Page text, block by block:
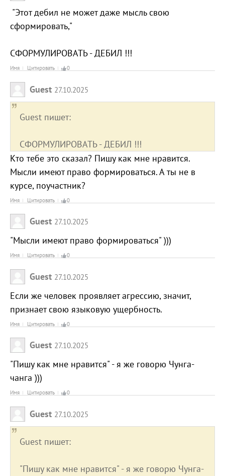
"Этот дебил не может даже мысль свою
сформировать,"
СФОРМУЛИРОВАТЬ - ДЕБИЛ !!!
Имя Цитировать 0
Guest 27.10.2025
Guest пишет:
СФОРМУЛИРОВАТЬ - ДЕБИЛ !!!
Кто тебе это сказал? Пишу как мне нравится.
Мысли имеют право формироваться. А ты не в
курсе, поучастник?
Имя Цитировать 0
Guest 27.10.2025
"Мысли имеют право формироваться" )))
Имя Цитировать 0
Guest 27.10.2025
Если же человек проявляет агрессию, значит,
признает свою языковую ущербность.
Имя Цитировать 0
Guest 27.10.2025
"Пишу как мне нравится" - я же говорю Чунга-
чанга )))
Имя Цитировать 0
Guest 27.10.2025
Guest пишет:
"Пишу как мне нравится" - я же говорю Чунга-